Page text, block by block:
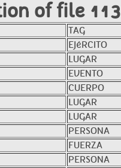
of file 113
TAG
EJéRCITO
LUGAR
EVENTO
CUERPO
LUGAR
LUGAR
PERSONA
FUERZA
PERSONA